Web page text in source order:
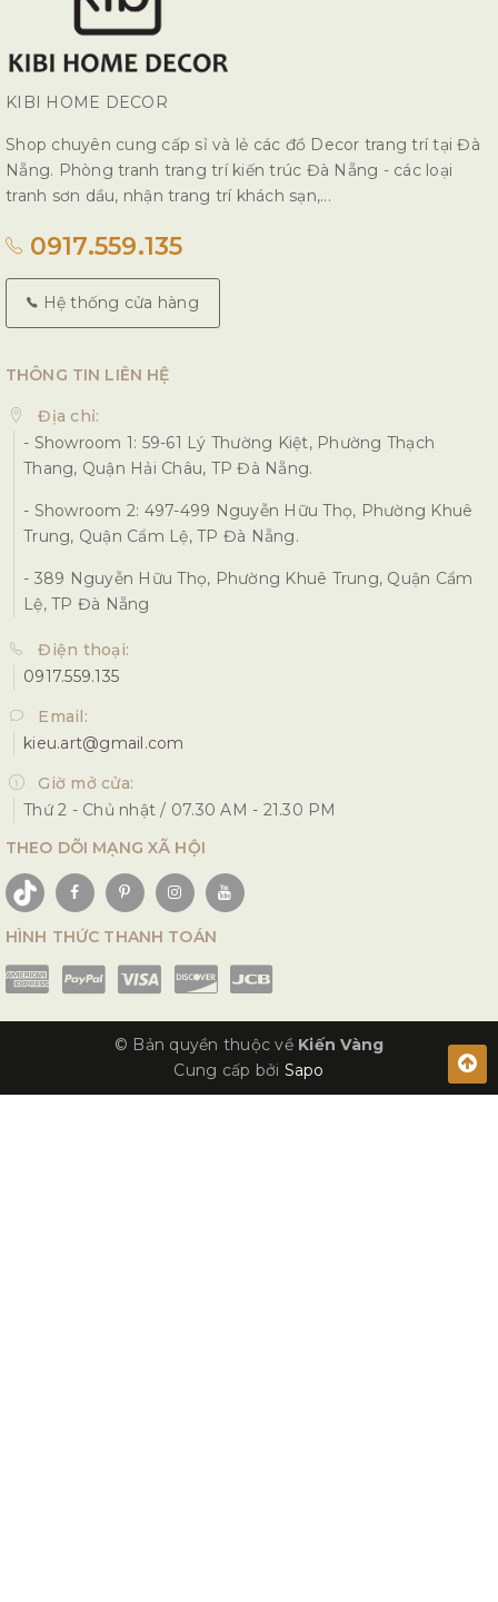
KIBI HOME DECOR
Shop chuyên cung cấp sỉ và lẻ các đồ Decor trang trí tại Đà
Nẵng. Phòng tranh trang trí kiến trúc Đà Nẵng - các loại
tranh sơn dầu, nhận trang trí khách sạn,...
0917.559.135
Hệ thống cửa hàng
THÔNG TIN LIÊN HỆ
Địa chỉ:
- Showroom 1: 59-61 Lý Thường Kiệt, Phường Thạch
Thang, Quận Hải Châu, TP Đà Nẵng.
- Showroom 2: 497-499 Nguyễn Hữu Thọ, Phường Khuê
Trung, Quận Cẩm Lệ, TP Đà Nẵng.
- 389 Nguyễn Hữu Thọ, Phường Khuê Trung, Quận Cẩm
Lệ, TP Đà Nẵng
Điện thoại:
0917.559.135
Email:
kieu.art@gmail.com
Giờ mở cửa:
Thứ 2 - Chủ nhật / 07.30 AM - 21.30 PM
THEO DÕI MẠNG XÃ HỘI
HÌNH THỨC THANH TOÁN
© Bản quyền thuộc về Kiến Vàng
Cung cấp bởi Sapo